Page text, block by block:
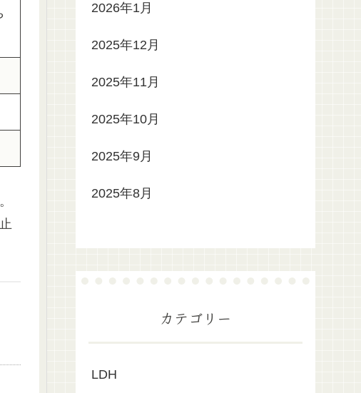
2026年1月
2025年12月
2025年11月
2025年10月
2025年9月
2025年8月
カテゴリー
LDH